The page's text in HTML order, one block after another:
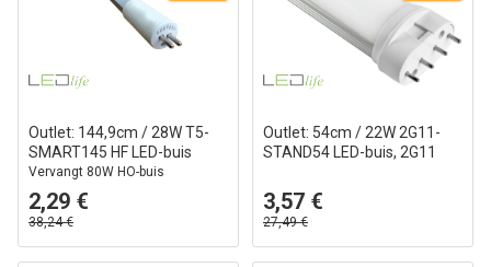
Outlet: 144,9cm / 28W T5-
SMART145 HF LED-buis
Vervangt 80W HO-buis
2,29 €
38,24 €
Outlet: 54cm / 22W 2G11-
STAND54 LED-buis, 2G11
3,57 €
27,49 €